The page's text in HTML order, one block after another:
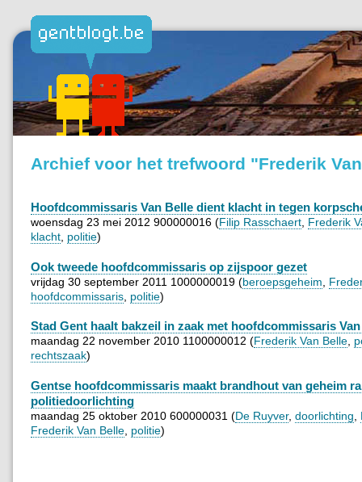
Archief voor het trefwoord "Frederik
Hoofdcommissaris Van Belle dient klacht in tegen
woensdag 23 mei 2012 900000016 (Filip Rasschaert Frederik
klacht politie)
Ook tweede hoofdcommissaris op zijspoor gezet
vrijdag 30 september 2011 1000000019 (beroepsgeheim
hoofdcommissaris politie)
Stad Gent haalt bakzeil in zaak met hoofdcommissaris
maandag 22 november 2010 1100000012 (Frederik Van Belle
rechtszaak)
Gentse hoofdcommissaris maakt brandhout van geheim
politiedoorlichting
maandag 25 oktober 2010 600000031 (De Ruyver, doorlichting
Frederik Van Belle politie)